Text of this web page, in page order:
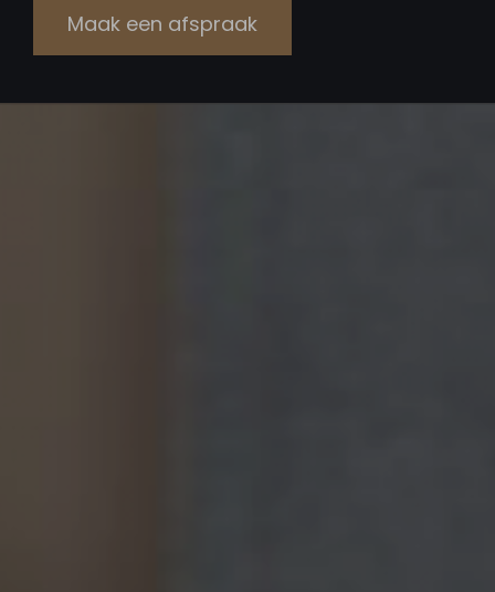
Maak een afspraak